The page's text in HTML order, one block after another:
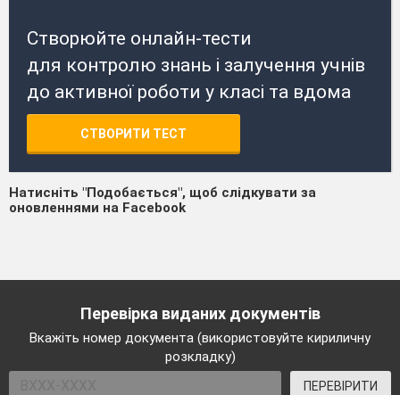
Створюйте онлайн-тести
для контролю знань і залучення учнів
до активної роботи у класі та вдома
СТВОРИТИ ТЕСТ
Натисніть "Подобається", щоб слідкувати за
оновленнями на Facebook
Перевірка виданих документів
Вкажіть номер документа (використовуйте кириличну
розкладку)
ПЕРЕВІРИТИ